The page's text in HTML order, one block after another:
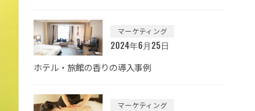
マーケティング
2024年6月25日
ホテル・旅館の香りの導入事例
マーケティング